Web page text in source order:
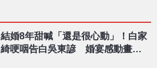
結婚8年甜喊「還是很心動」！白家
綺哽咽告白吳東諺 婚宴感動畫面